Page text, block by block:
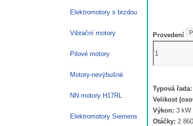
Provedení
3
kW
2,
2860
ot.
zvýšený
Typová řada:
Velikost
Výkon: 3 kW
Otáčky: 2
Elektromotory s brzdou
Vibrační motory
Pilové motory
Motory-nevýbušné
NN motory H17RL
Elektromotory Siemens